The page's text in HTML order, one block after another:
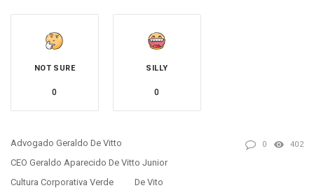
NOT SURE
0
SILLY
0
Advogado Geraldo De Vitto
CEO Geraldo Aparecido De Vitto Junior
Cultura Corporativa Verde
De Vito
0 402